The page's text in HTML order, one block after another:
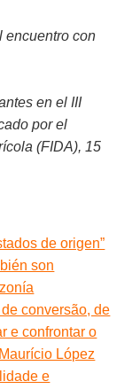
encuentro con
en el III
por el
(FIDA), 15
de origen”
son
conversão, de
e confrontar o
López
e